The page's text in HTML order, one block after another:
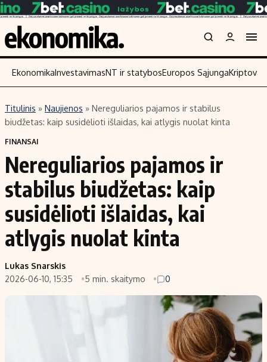
Turinys
Naujienos
Aplinka
Verslas
Energetika
Ekonomika
Politika
NT ir statybos
Skaitykite
Įmonės
Žemės ūkis
Technologijos
Laisvalaikis
Nedarbo išmokos skaičiuoklė
Indėlių skaičiuoklė
EkonomikaInvestavimasNT ir statybosEuropos Sąjunga
Titulinis » Naujienos » Nereguliarios pajamos ir stabilus
biudžetas: kaip susidėlioti išlaidas, kai atlygis nuolat kinta
FINANSAI
Nereguliarios pajamos ir
stabilus biudžetas: kaip
susidėlioti išlaidas, kai
atlygis nuolat kinta
Lukas Snarskis
2026-06-10, 15:35
5 min. skaitymo 0